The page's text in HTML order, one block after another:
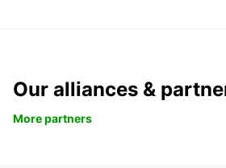
Our alliances &
More partners